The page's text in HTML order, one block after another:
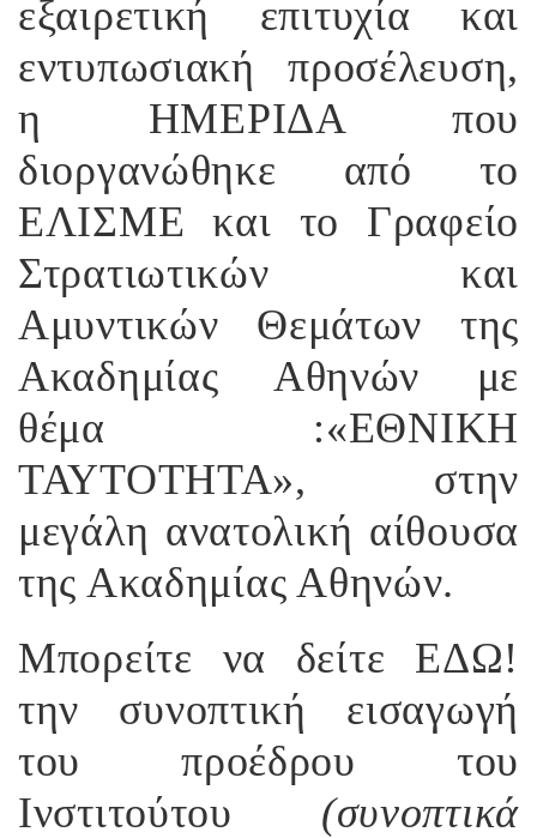
εξαιρετική επιτυχία και
εντυπωσιακή προσέλευση,
η ΗΜΕΡΙΔΑ που
διοργανώθηκε από το
ΕΛΙΣΜΕ και το Γραφείο
Στρατιωτικών και
Αμυντικών Θεμάτων της
Ακαδημίας Αθηνών με
θέμα :«ΕΘΝΙΚΗ
ΤΑΥΤΟΤΗΤΑ», στην
μεγάλη ανατολική αίθουσα
της Ακαδημίας Αθηνών.
Μπορείτε να δείτε ΕΔΩ!
την συνοπτική εισαγωγή
του προέδρου του
Ινστιτούτου (συνοπτικά